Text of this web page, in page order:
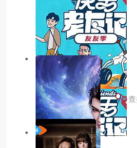
神在囧途
主演：内详
5.0分 更新至18集
新爱神之影
主演：米克·通拉亚,娜塔查·
玛南
10.0分 更新至20260115期